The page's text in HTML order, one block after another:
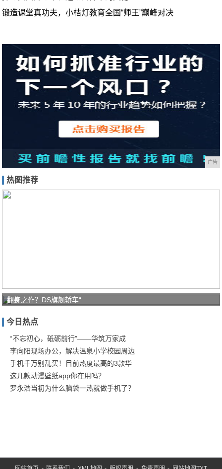
锻造课堂真功夫，小桔灯教育全国“师王”巅峰对决
广告
热图推荐
打好
防疫
保卫
战！
商汤
翻身之作？DS旗舰轿车“
今日热点
“不忘初心，砥砺前行”——华筑万家成
李向阳现场办公，解决温泉小学校园周边
手机千万别乱买！目前热度最高的3款华
这几款动漫壁纸app你在用吗？
罗永浩当初为什么脑袋一热就做手机了？